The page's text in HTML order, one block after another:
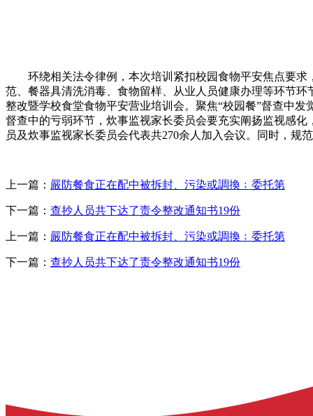
环绕相关法令律例，本次培训紧扣校园食物平安焦点要求
范、餐器具清洗消毒、食物留样、从业人员健康办理等环节
整改暨学校食堂食物平安营业培训会。聚焦“校园餐”督查中
督查中的亏弱环节，炊事监视家长委员会要充实阐扬监视感
员及炊事监视家长委员会代表共270余人加入会议。同时，规
上一篇： 嚴防餐食正在配中被拆封、污染或調換﹔委托第
下一篇： 查抄人员共下达了责令整改通知书19份
上一篇： 嚴防餐食正在配中被拆封、污染或調換﹔委托第
下一篇： 查抄人员共下达了责令整改通知书19份